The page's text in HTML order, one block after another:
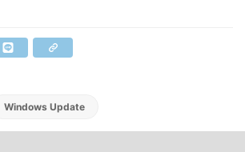
Windows Update